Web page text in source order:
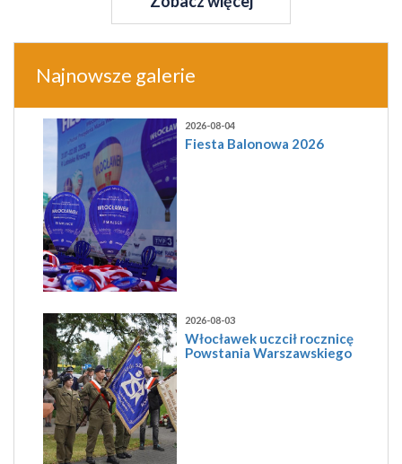
Najnowsze galerie
2026-08-04
Fiesta Balonowa 2026
2026-08-03
Włocławek uczcił rocznicę
Powstania Warszawskiego